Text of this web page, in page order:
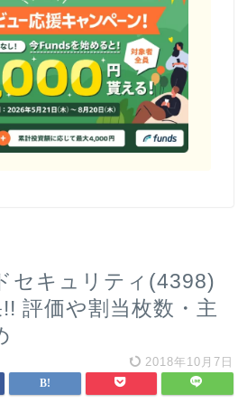
セキュリティ(4398)
評価や割当枚数・主
2018年10月7日